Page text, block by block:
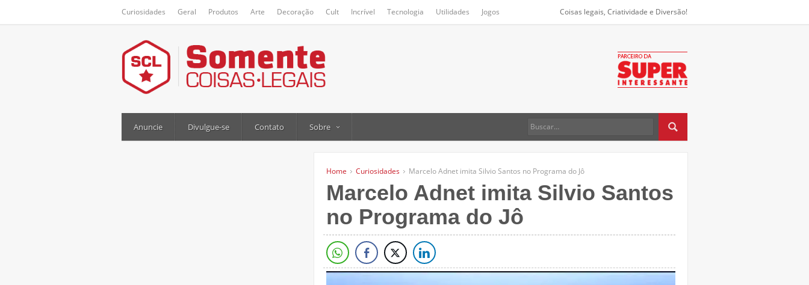
Curiosidades Geral Produtos Arte Decoração Cult Incrível Tecnologia Utilidades Jogos Coisas legais, Criatividade e Diversão!
Anuncie Divulgue-se Contato Sobre
Home Curiosidades Marcelo Adnet imita Silvio Santos no Programa do Jô
Marcelo Adnet imita Silvio Santos
no Programa do Jô